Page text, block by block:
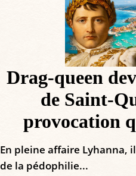
Drag-queen
de Saint-
provocation
En pleine affaire Lyhanna,
de la pédophilie...